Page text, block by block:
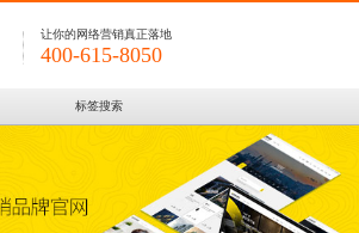
让你的网络营销真正落地
400-615-8050
标签搜索